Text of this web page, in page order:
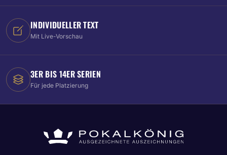
INDIVIDUELLER TEXT
Mit Live-Vorschau
3ER BIS 14ER SERIEN
Für jede Platzierung